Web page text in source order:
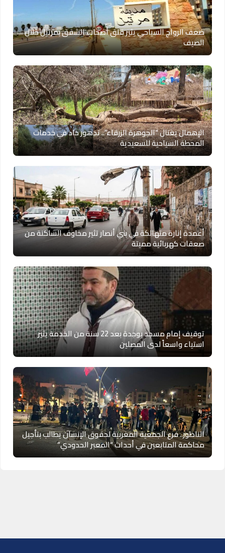
ضعف الرواج السياحي يثير قلق أصحاب الشقق بمرتيل خلال
الصيف
الإهمال يغتال “الجوهرة الزرقاء”.. تدهور حاد في خدمات
المحطة السياحية للسعيدية
أعمدة إنارة متهالكة في بني أنصار تثير مخاوف الساكنة من
صعقات كهربائية مميتة
توقيف إمام مسجد بوجدة بعد 22 سنة من الخدمة يثير
استياء واسعاً لدى المصلين
الناظور.. فرع الجمعية المغربية لحقوق الإنسان يطالب بتأجيل
محاكمة المتابعين في أحداث “المعبر الحدودي”